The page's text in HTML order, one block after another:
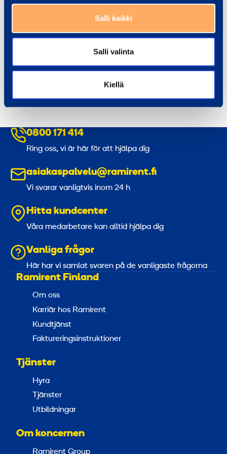
Salli kaikki
Salli valinta
Kiellä
Tony Perälä
Account Manager, Hyvinge och
Lojo
tony.perala@ramirent.fi
0800 171 414
Ring oss, vi är här för att hjälpa dig
asiakaspalvelu@ramirent.fi
Vi svarar vanligtvis inom 24 h
Hitta kundcenter
Våra medarbetare kan alltid hjälpa dig
Vanliga frågor
Här har vi samlat svaren på de vanligaste frågorna
Ramirent Finland
Om oss
Karriär hos Ramirent
Kundtjänst
Faktureringsinstruktioner
Tjänster
Hyra
Tjänster
Utbildningar
Om koncernen
Ramirent Group